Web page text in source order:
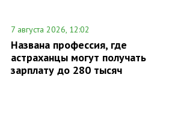
7 августа 2026, 12:02
Названа профессия, где
астраханцы могут получать
зарплату до 280 тысяч